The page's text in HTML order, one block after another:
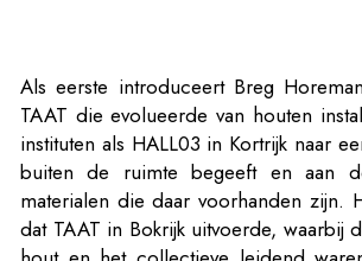
Als eerste introduceert Breg
TAAT die evolueerde van houten
instituten als HALL03 in Kortrijk naar
buiten de ruimte begeeft en aan
materialen die daar voorhanden zijn.
dat TAAT in Bokrijk uitvoerde, waarbij